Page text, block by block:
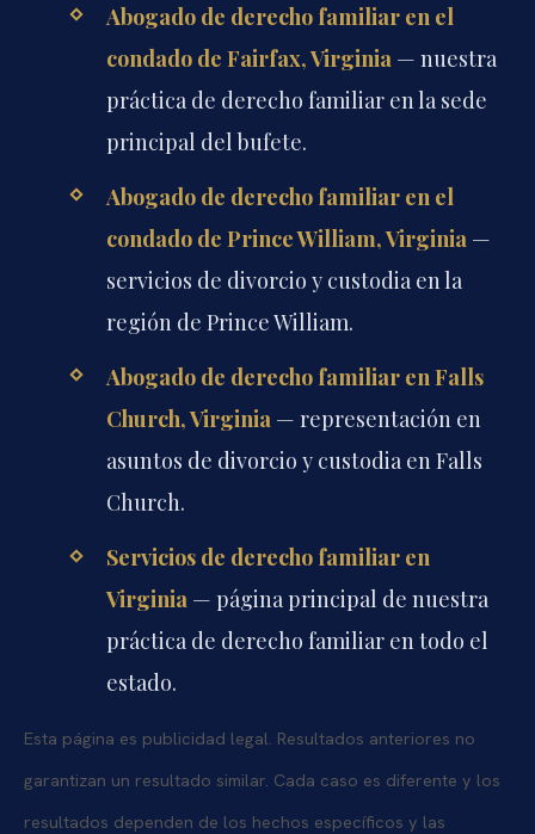
Abogado de derecho familiar en el
condado de Fairfax, Virginia— nuestra
práctica de derecho familiar en la sede
principal del bufete.
Abogado de derecho familiar en el
condado de Prince William, Virginia—
servicios de divorcio y custodia en la
región de Prince William.
Abogado de derecho familiar en Falls
Church, Virginia— representación en
asuntos de divorcio y custodia en Falls
Church.
Servicios de derecho familiar en
Virginia— página principal de nuestra
práctica de derecho familiar en todo el
estado.
Esta página es publicidad legal. Resultados anteriores no
garantizan un resultado similar. Cada caso es diferente y los
resultados dependen de los hechos específicos y las